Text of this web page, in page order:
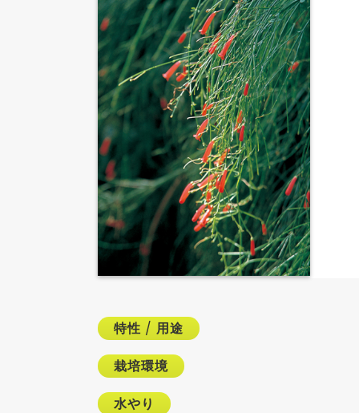
特性 / 用途
栽培環境
水やり